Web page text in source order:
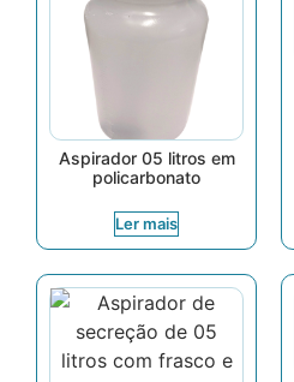
Aspirador 05 litros em
policarbonato
Ler mais